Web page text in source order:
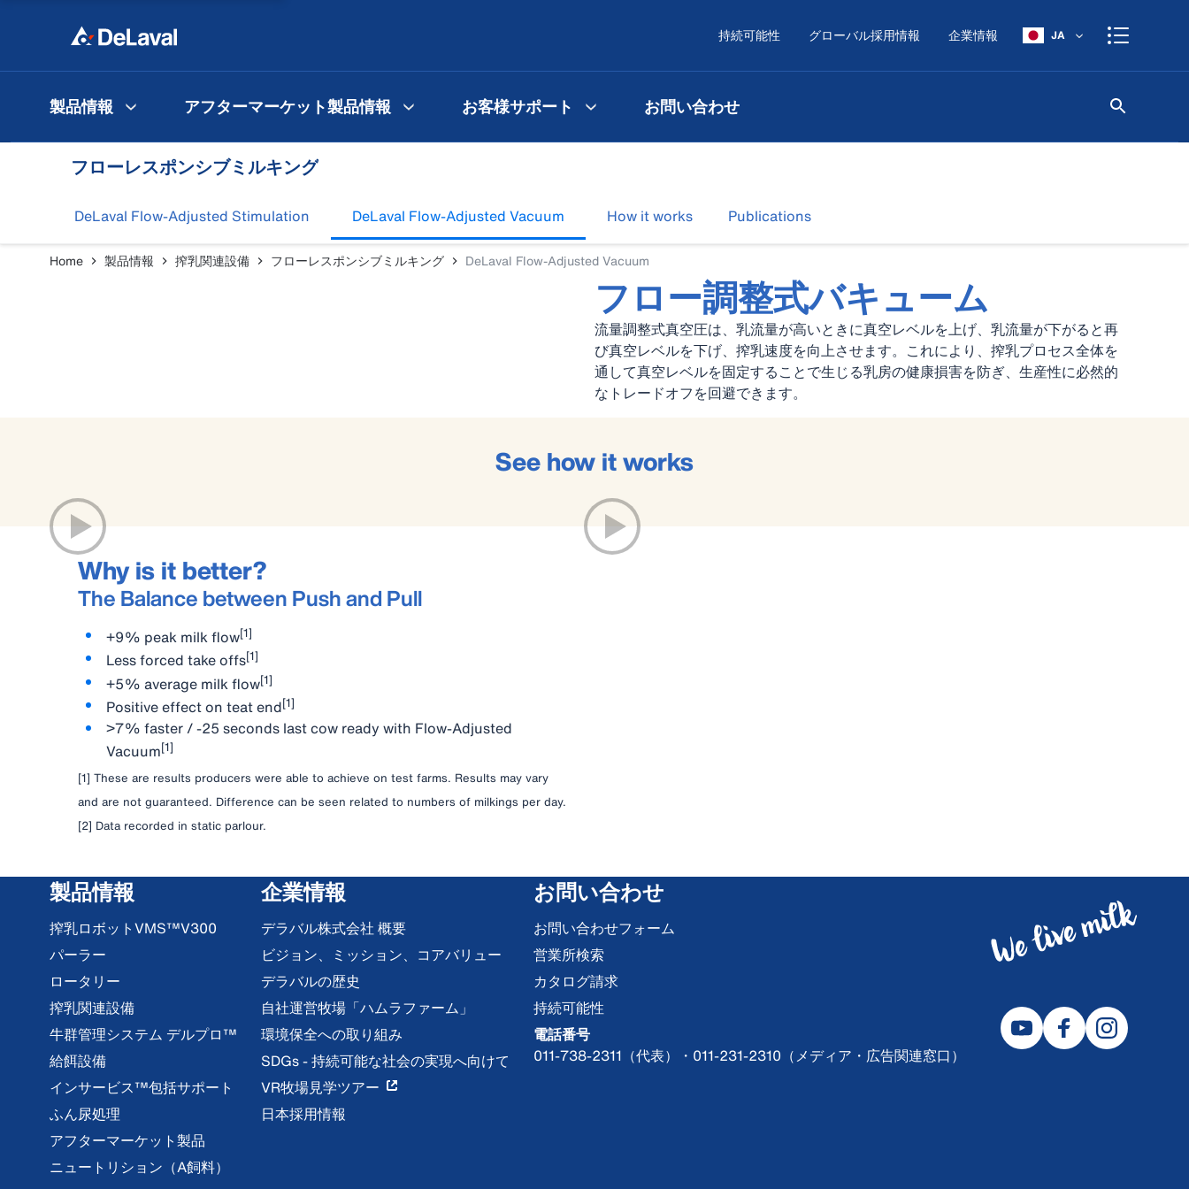
持続可能性 グローバル採用情報 企業情報 JA
製品情報 アフターマーケット製品情報 お客様サポート お問い合わせ
フローレスポンシブミルキング
DeLaval Flow-Adjusted Stimulation DeLaval Flow-Adjusted Vacuum How it works Publications
Home 製品情報 搾乳関連設備 フローレスポンシブミルキング DeLaval Flow-Adjusted Vacuum
フロー調整式バキューム
流量調整式真空圧は、乳流量が高いときに真空レベルを上げ、乳流量が下がると再
び真空レベルを下げ、搾乳速度を向上させます。これにより、搾乳プロセス全体を
通して真空レベルを固定することで生じる乳房の健康損害を防ぎ、生産性に必然的
なトレードオフを回避できます。
See how it works
Why is it better?
The Balance between Push and Pull
+9% peak milk flow[1]
Less forced take offs[1]
+5% average milk flow[1]
Positive effect on teat end[1]
>7% faster / -25 seconds last cow ready with Flow-Adjusted
Vacuum[1]
[1] These are results producers were able to achieve on test farms. Results may vary
and are not guaranteed. Difference can be seen related to numbers of milkings per day.
[2] Data recorded in static parlour.
製品情報
搾乳ロボットVMS™V300
パーラー
ロータリー
搾乳関連設備
牛群管理システム デルプロ™
給餌設備
インサービス™包括サポート
ふん尿処理
アフターマーケット製品
ニュートリション（A飼料）
企業情報
デラバル株式会社 概要
ビジョン、ミッション、コアバリュー
デラバルの歴史
自社運営牧場「ハムラファーム」
環境保全への取り組み
SDGs - 持続可能な社会の実現へ向けて
VR牧場見学ツアー
日本採用情報
お問い合わせ
お問い合わせフォーム
営業所検索
カタログ請求
持続可能性
電話番号
011-738-2311（代表）・011-231-2310（メディア・広告関連窓口）